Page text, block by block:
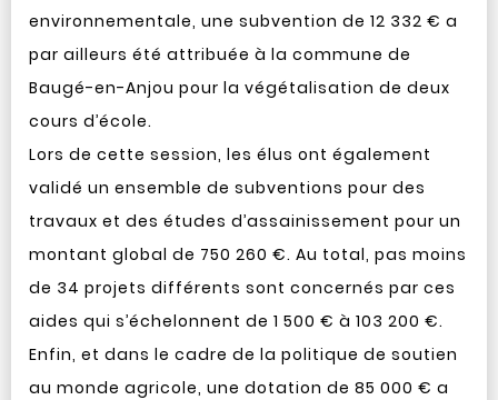
environnementale, une subvention de 12 332 € a
par ailleurs été attribuée à la commune de
Baugé-en-Anjou pour la végétalisation de deux
cours d’école.
Lors de cette session, les élus ont également
validé un ensemble de subventions pour des
travaux et des études d’assainissement pour un
montant global de 750 260 €. Au total, pas moins
de 34 projets différents sont concernés par ces
aides qui s’échelonnent de 1 500 € à 103 200 €.
Enfin, et dans le cadre de la politique de soutien
au monde agricole, une dotation de 85 000 € a